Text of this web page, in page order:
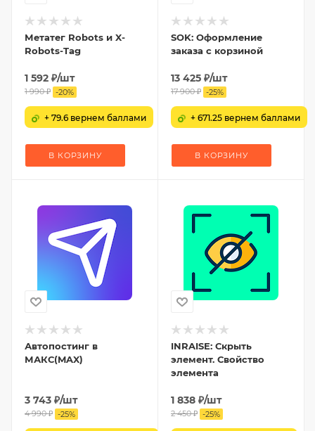
Метатег Robots и X-
Robots-Tag
1 592 ₽/шт
1 990₽ -20%
+ 79.6 вернем баллами
В КОРЗИНУ
SOK: Оформление
заказа с корзиной
13 425 ₽/шт
17 900₽ -25%
+ 671.25 вернем баллами
В КОРЗИНУ
Автопостинг в
МАКС(MAX)
3 743 ₽/шт
4 990₽ -25%
INRAISE: Скрыть
элемент. Свойство
элемента
1 838 ₽/шт
2 450₽ -25%